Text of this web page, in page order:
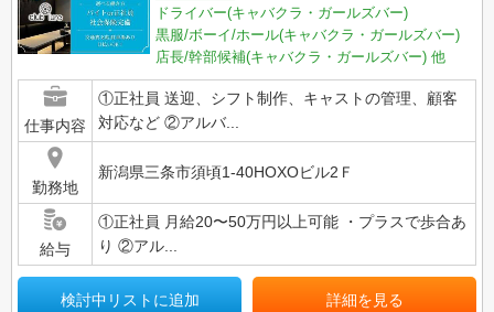
ドライバー(キャバクラ・ガールズバー)
黒服/ボーイ/ホール(キャバクラ・ガールズバー)
店長/幹部候補(キャバクラ・ガールズバー) 他
仕事内容
①正社員 送迎、シフト制作、キャストの管理、顧客
対応など ②アルバ...
勤務地
新潟県三条市須頃1-40HOXOビル2Ｆ
給与
①正社員 月給20〜50万円以上可能 ・プラスで歩合あ
り ②アル...
検討中リストに追加 詳細を見る